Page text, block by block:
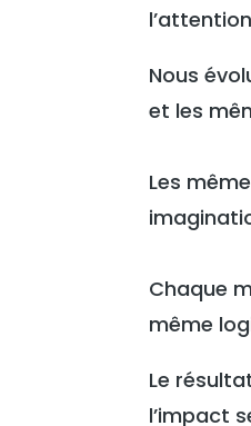
Nous
et les
Les
Chaque
même
Le
l’impact